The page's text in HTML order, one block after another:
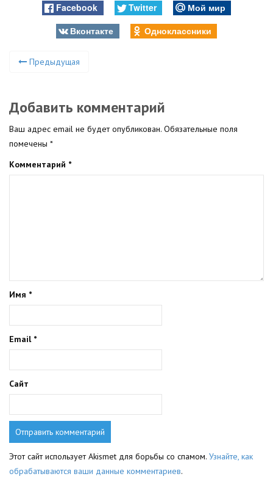
Facebook Twitter
Мой мир
Вконтакте
Одноклассники
Предыдущая
Добавить комментарий
Ваш адрес email не будет опубликован. Обязательные поля
помечены *
Комментарий *
Имя *
Email *
Сайт
Этот сайт использует Akismet для борьбы со спамом. Узнайте, как
обрабатываются ваши данные комментариев.